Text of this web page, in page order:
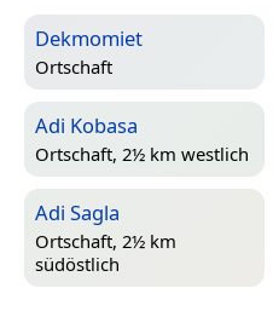
Dekmomiet
Ortschaft
Adi Kobasa
Ortschaft, 2½ km westlich
Adi Sagla
Ortschaft, 2½ km
südöstlich